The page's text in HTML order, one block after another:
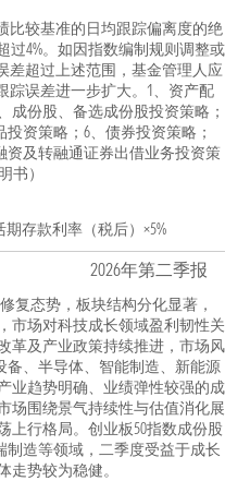
比较基准的日均跟踪偏离度的绝
过4%。如因指数编制规则调整或
差超过上述范围，基金管理人应
踪误差进一步扩大。1、资产配
成份股、备选成份股投资策略；
资策略；6、债券投资策略；
资及转融通证券出借业务投资策
书）
期存款利率（税后）×5%
2026年第二季报
复态势，板块结构分化显著，
市场对科技成长领域盈利韧性关
革及产业政策持续推进，市场风
备、半导体、智能制造、新能源
业趋势明确、业绩弹性较强的成
场围绕景气持续性与估值消化展
上行格局。创业板50指数成份股
制造等领域，二季度受益于成长
势较为稳健。